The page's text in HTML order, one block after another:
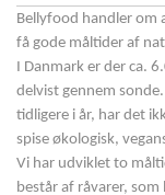
Bellyfood handler om
få gode måltider af
I Danmark er der ca.
delvist gennem
tidligere i år, har det
spise økologisk,
Vi har udviklet to
består af råvarer,